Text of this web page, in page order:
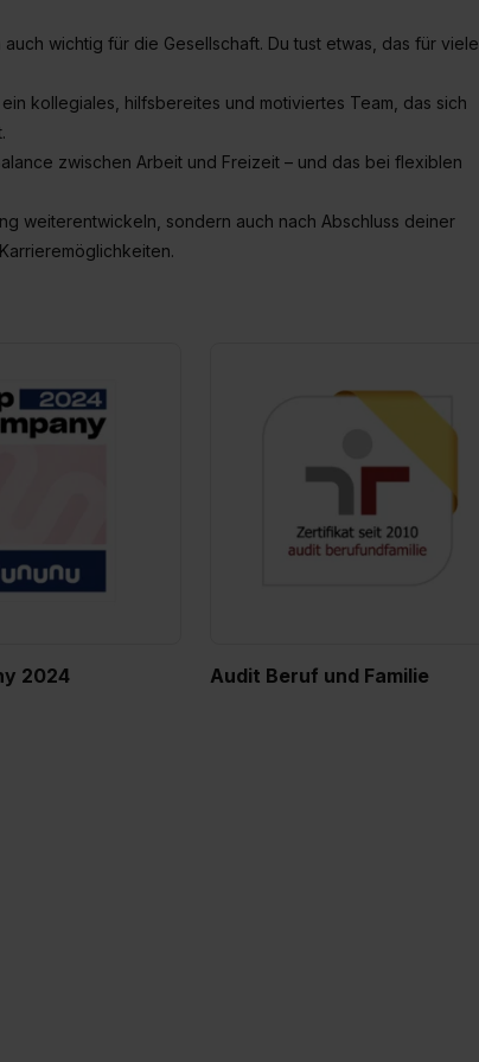
wichtig für die Gesellschaft. Du tust etwas, das für viele
kollegiales, hilfsbereites und motiviertes Team, das sich
zwischen Arbeit und Freizeit – und das bei flexiblen
weiterentwickeln, sondern auch nach Abschluss deiner
2024 Audit Beruf und Familie